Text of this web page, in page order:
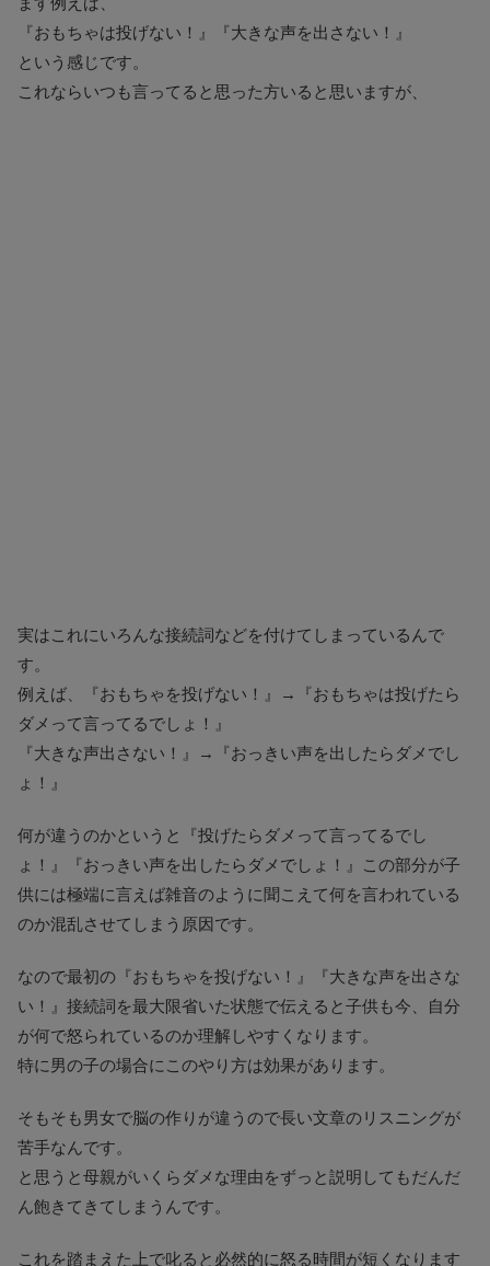
『おもちゃは投げない！』『大きな声を出さない！』
という感じです。
これならいつも言ってると思った方いると思いますが、
実はこれにいろんな接続詞などを付けてしまっているんで
す。
例えば、『おもちゃを投げない！』→『おもちゃは投げたら
ダメって言ってるでしょ！』
『大きな声出さない！』→『おっきい声を出したらダメでし
ょ！』
何が違うのかというと『投げたらダメって言ってるでし
ょ！』『おっきい声を出したらダメでしょ！』この部分が子
供には極端に言えば雑音のように聞こえて何を言われている
のか混乱させてしまう原因です。
なので最初の『おもちゃを投げない！』『大きな声を出さな
い！』接続詞を最大限省いた状態で伝えると子供も今、自分
が何で怒られているのか理解しやすくなります。
特に男の子の場合にこのやり方は効果があります。
そもそも男女で脳の作りが違うので長い文章のリスニングが
苦手なんです。
と思うと母親がいくらダメな理由をずっと説明してもだんだ
ん飽きてきてしまうんです。
これを踏まえた上で叱ると必然的に怒る時間が短くなります